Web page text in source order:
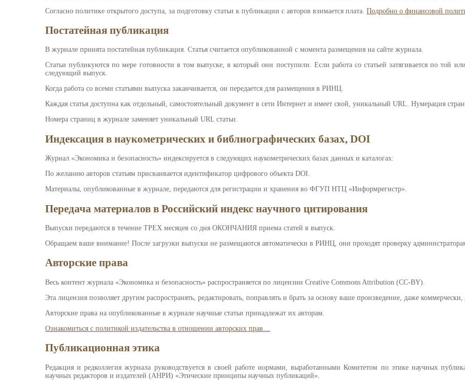
Согласно политике открытого доступа, за подготовку статьи к публикации с авторов взимается плата. Подробно о финансовой
Постатейная публикация
В журнале принята постатейная публикация. Статья считается опубликованной с момента размещения на сайте журнала.
Статьи публикуются по мере готовности в том выпуске, в который они поступили. Если работа со статьей затягивается по
следующий выпуск.
Когда работа со всеми статьями выпуска заканчивается, он передается для размещения в РИНЦ.
Каждая статья доступна как отдельный, самостоятельный документ в сети Интернет и имеет свой, уникальный URL. Нумерация
Номера страниц в журнале заменяет уникальный URL статьи.
Индексация в наукометрических и библиографических базах, DOI
Журнал «Экономика и безопасность» индексируется в следующих наукометрических базах данных и каталогах:
По желанию авторов статьям присваивается идентификатор цифрового объекта DOI.
Материалы, опубликованные в журнале, передаются для регистрации и хранения во ФГУП НТЦ «Информрегистр».
Передача материалов в Российский индекс научного цитирования
Выпуски передаются в течение ТРЕХ месяцев со дня ОКОНЧАНИЯ приема статей в выпуск.
Обращаем ваше внимание! После загрузки выпуски не размещаются автоматически в РИНЦ, они проходят проверку
Авторские права
Весь контент журнала «Экономика и безопасность» распространяется по лицензии Creative Commons Attribution (CC-BY).
Эта лицензия позволяет другим распространять, редактировать, поправлять и брать за основу ваше произведение, даже
Авторские права на опубликованные в журнале научные статьи принадлежат их авторам.
Ознакомиться с политикой издательства в отношении авторских прав…
Публикационная этика
Редакция и редколлегия журнала руководствуется в своей работе нормами, выработанными Комитетом по этике научных
научных редакторов и издателей (АНРИ) «Этические принципы научных публикаций».